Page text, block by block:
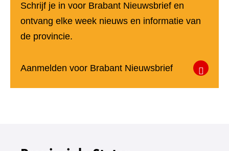
Schrijf je in voor Brabant Nieuwsbrief en
ontvang elke week nieuws en informatie van
de provincie.
Aanmelden voor Brabant Nieuwsbrief(verwijst